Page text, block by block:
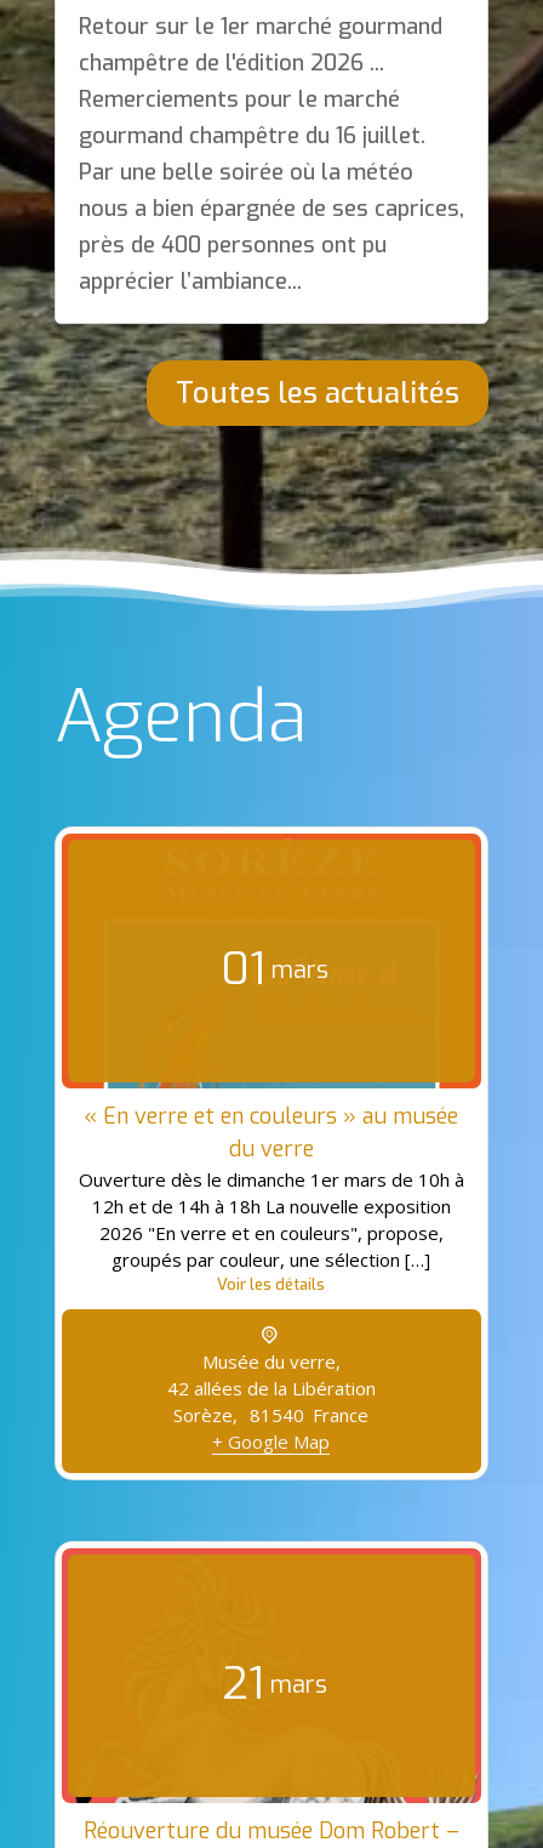
Retour sur le 1er marché gourmand
champêtre de l'édition 2026 ...
Remerciements pour le marché
gourmand champêtre du 16 juillet.
Par une belle soirée où la météo
nous a bien épargnée de ses caprices,
près de 400 personnes ont pu
apprécier l’ambiance...
Toutes les actualités
Agenda
01 mars
« En verre et en couleurs » au musée
du verre
Ouverture dès le dimanche 1er mars de 10h à
12h et de 14h à 18h La nouvelle exposition
2026 "En verre et en couleurs", propose,
groupés par couleur, une sélection […]
Voir les détails
Musée du verre,
42 allées de la Libération
Sorèze, 81540 France
+ Google Map
21 mars
Réouverture du musée Dom Robert –